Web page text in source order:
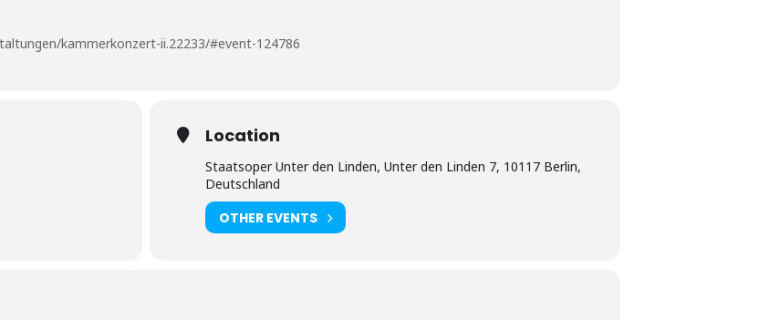
kammerkonzert-ii.22233/#event-124786
Location
Staatsoper Unter den Linden, Unter den Linden 7, 10117 Berlin,
Deutschland
OTHER EVENTS